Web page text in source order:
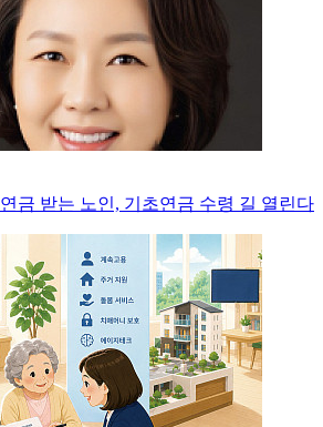
금 받는 노인, 기초연금 수령 길 열린다